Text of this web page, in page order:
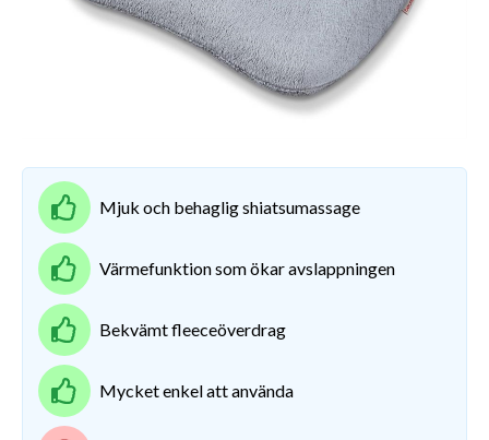
Mjuk och behaglig shiatsumassage
Värmefunktion som ökar avslappningen
Bekvämt fleeceöverdrag
Mycket enkel att använda